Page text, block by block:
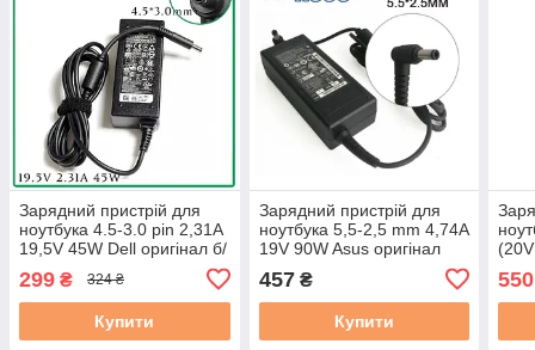
Зарядний пристрій для
ноутбука 4.5-3.0 pin 2,31A
19,5V 45W Dell оригінал б/
299 ₴ 324 ₴
Купити
Зарядний пристрій для
ноутбука 5,5-2,5 mm 4,74A
19V 90W Asus оригінал
457₴
Купити
550